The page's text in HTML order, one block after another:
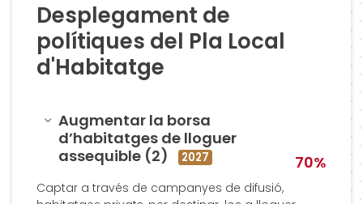
Desplegament de
polítiques del Pla Local
d'Habitatge
Amagar
Augmentar la borsa
d’habitatges de lloguer
assequible (2)
2027 70%
Captar a través de campanyes de difusió,